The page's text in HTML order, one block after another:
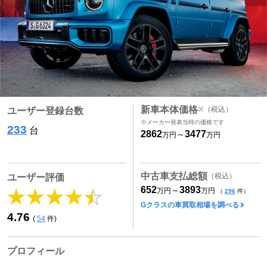
ユーザー登録台数
233 台
ユーザー評価
4.76 ( 54 件)
新車本体価格※ （税込）
※メーカー発表当時の価格です
2862万円 ～3477万円
中古車支払総額 （税込）
652万円 ～3893万円 （ 296 件）
Gクラスの車買取相場を調べる
プロフィール